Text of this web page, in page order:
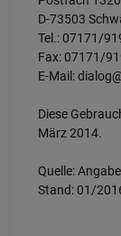
D-73503
Tel.: 07171/
Fax: 07171/
E-Mail:
Diese
März 2014.
Quelle:
Stand: 01/